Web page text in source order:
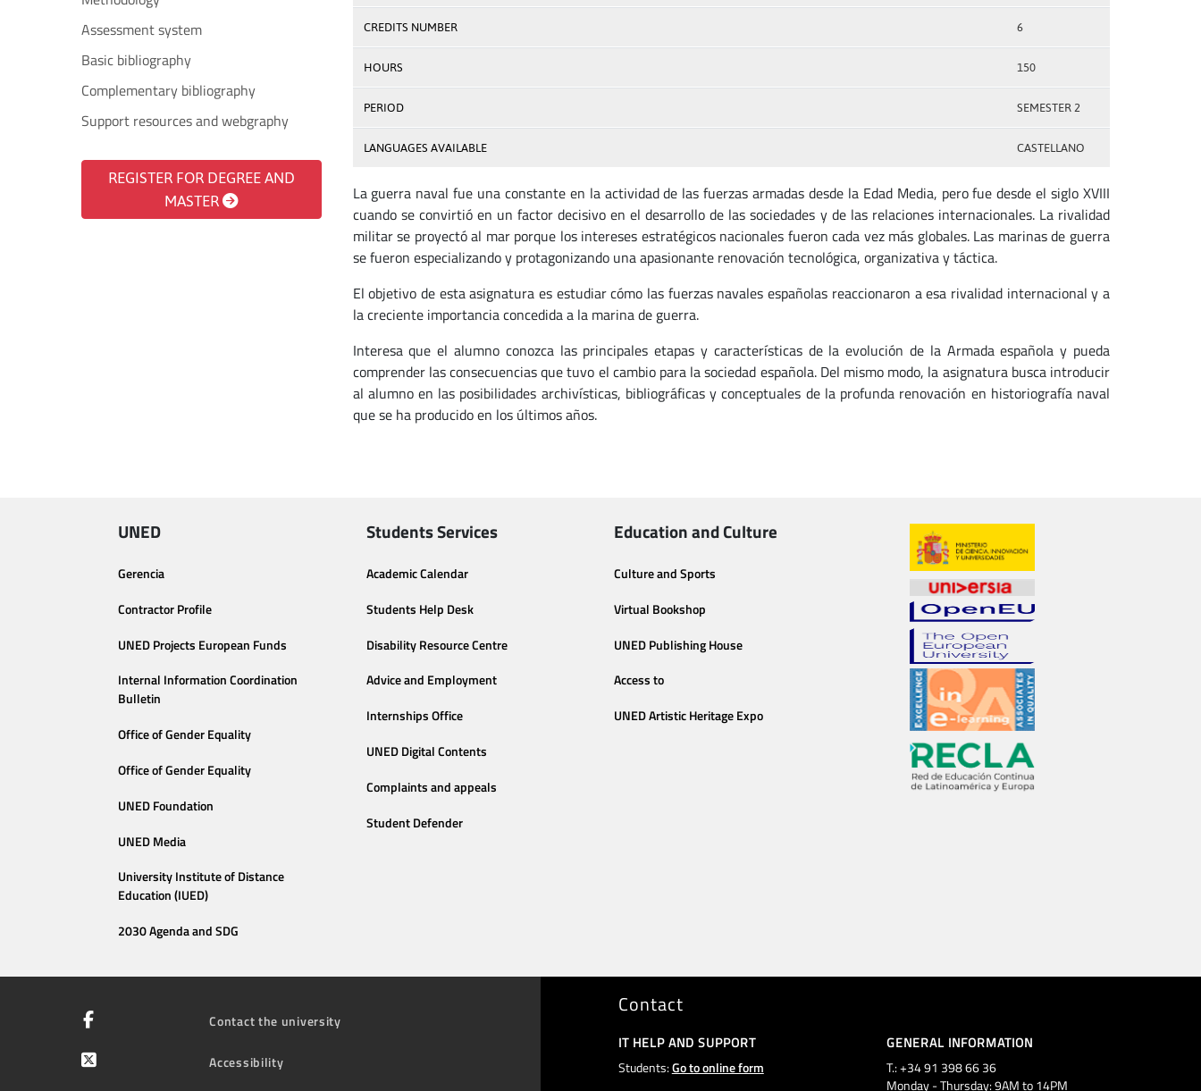
Assessment system
Basic bibliography
Complementary bibliography
Support resources and webgraphy
REGISTER FOR DEGREE AND
MASTER
CREDITS NUMBER 6
HOURS 150
PERIOD SEMESTER 2
LANGUAGES AVAILABLE CASTELLANO
La guerra naval fue una constante en la actividad de las fuerzas armadas desde la Edad Media, pero fue desde el siglo XVIII
cuando se convirtió en un factor decisivo en el desarrollo de las sociedades y de las relaciones internacionales. La rivalidad
militar se proyectó al mar porque los intereses estratégicos nacionales fueron cada vez más globales. Las marinas de guerra
se fueron especializando y protagonizando una apasionante renovación tecnológica, organizativa y táctica.
El objetivo de esta asignatura es estudiar cómo las fuerzas navales españolas reaccionaron a esa rivalidad internacional y a
la creciente importancia concedida a la marina de guerra.
Interesa que el alumno conozca las principales etapas y características de la evolución de la Armada española y pueda
comprender las consecuencias que tuvo el cambio para la sociedad española. Del mismo modo, la asignatura busca introducir
al alumno en las posibilidades archivísticas, bibliográficas y conceptuales de la profunda renovación en historiografía naval
que se ha producido en los últimos años.
UNED
Gerencia
Contractor Profile
UNED Projects European Funds
Internal Information Coordination
Bulletin
Office of Gender Equality
Office of Gender Equality
UNED Foundation
UNED Media
University Institute of Distance
Education (IUED)
2030 Agenda and SDG
Students Services
Academic Calendar
Students Help Desk
Disability Resource Centre
Advice and Employment
Internships Office
UNED Digital Contents
Complaints and appeals
Student Defender
Education and Culture
Culture and Sports
Virtual Bookshop
UNED Publishing House
Access to
UNED Artistic Heritage Expo
Contact the university
Accessibility
Contact
IT HELP AND SUPPORT
Students:Go to online form
GENERAL INFORMATION
T.: +34 91 398 66 36
Monday - Thursday: 9AM to 14PM